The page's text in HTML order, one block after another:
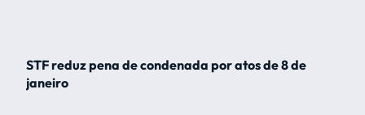
STF reduz pena de condenada por atos de 8 de
janeiro